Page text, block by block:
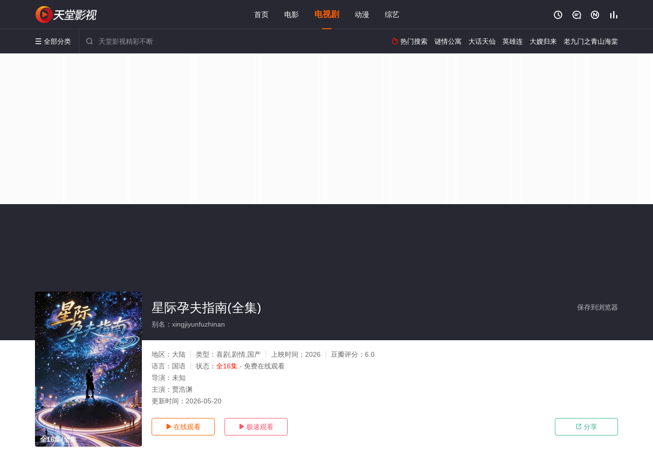
首页 电影 电视剧 动漫 综艺    
 全部分类   热门搜索 谜情公寓 大话天仙 英雄连 大嫂归来 老九门之青山海棠
全16集/全集
保存到浏览器
星际孕夫指南(全集)
别名：xingjiyunfuzhinan
地区： 大陆 类型： 喜剧,剧情,国产 上映时间： 2026 豆瓣评分： 6.0
语言： 国语 状态： 全16集 - 免费在线观看
导演： 未知
主演： 贾浩渊
更新时间： 2026-05-20
 在线观看  极速观看  分享